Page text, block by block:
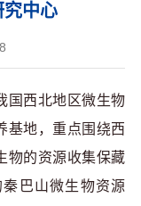
究中心
西北地区微生物
基地，重点围绕西
物的资源收集保藏
巴山微生物资源